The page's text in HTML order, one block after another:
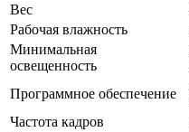
Вес
Рабочая влажность
Минимальная
освещенность
Программное обеспечение
Частота кадров